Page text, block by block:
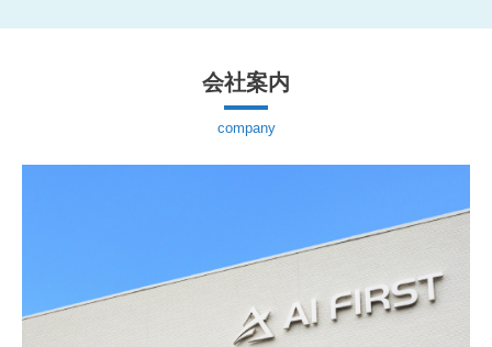
会社案内